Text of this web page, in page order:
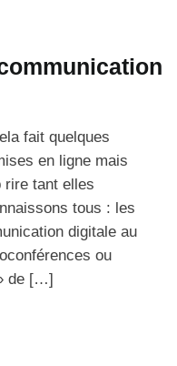
fait quelques
en ligne mais
rire tant elles
tous : les
digitale au
ou
de […]